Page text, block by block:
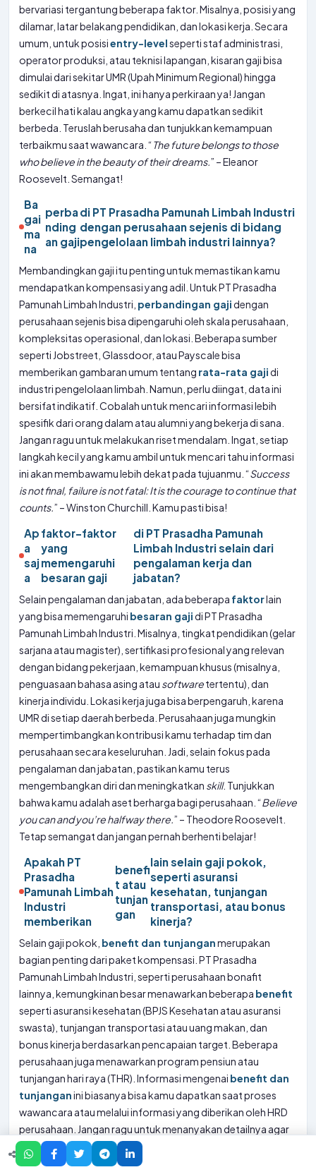
bervariasi tergantung beberapa faktor. Misalnya, posisi yang
dilamar, latar belakang pendidikan, dan lokasi kerja. Secara
umum, untuk posisientry-levelseperti staf administrasi,
operator produksi, atau teknisi lapangan, kisaran gaji bisa
dimulai dari sekitar UMR (Upah Minimum Regional) hingga
sedikit di atasnya. Ingat, ini hanya perkiraan ya! Jangan
berkecil hati kalau angka yang kamu dapatkan sedikit
berbeda. Teruslah berusaha dan tunjukkan kemampuan
terbaikmu saat wawancara. “The future belongs to those
who believe in the beauty of their dreams.” – Eleanor
Roosevelt. Semangat!
Ba
gai
ma
na
perba
nding
an gaji
di PT Prasadha Pamunah Limbah Industri
dengan perusahaan sejenis di bidang
pengelolaan limbah industri lainnya?
Membandingkan gaji itu penting untuk memastikan kamu
mendapatkan kompensasi yang adil. Untuk PT Prasadha
Pamunah Limbah Industri, perbandingan gajidengan
perusahaan sejenis bisa dipengaruhi oleh skala perusahaan,
kompleksitas operasional, dan lokasi. Beberapa sumber
seperti Jobstreet, Glassdoor, atau Payscale bisa
memberikan gambaran umum tentang rata-rata gajidi
industri pengelolaan limbah. Namun, perlu diingat, data ini
bersifat indikatif. Cobalah untuk mencari informasi lebih
spesifik dari orang dalam atau alumni yang bekerja di sana.
Jangan ragu untuk melakukan riset mendalam. Ingat, setiap
langkah kecil yang kamu ambil untuk mencari tahu informasi
ini akan membawamu lebih dekat pada tujuanmu. “Success
is not final, failure is not fatal: It is the courage to continue that
counts.” – Winston Churchill. Kamu pasti bisa!
Ap
a
saj
a
faktor-faktor
yang
memengaruhi
besaran gaji
di PT Prasadha Pamunah
Limbah Industri selain dari
pengalaman kerja dan
jabatan?
Selain pengalaman dan jabatan, ada beberapa faktorlain
yang bisa memengaruhi besaran gajidi PT Prasadha
Pamunah Limbah Industri. Misalnya, tingkat pendidikan (gelar
sarjana atau magister), sertifikasi profesional yang relevan
dengan bidang pekerjaan, kemampuan khusus (misalnya,
penguasaan bahasa asing atau softwaretertentu), dan
kinerja individu. Lokasi kerja juga bisa berpengaruh, karena
UMR di setiap daerah berbeda. Perusahaan juga mungkin
mempertimbangkan kontribusi kamu terhadap tim dan
perusahaan secara keseluruhan. Jadi, selain fokus pada
pengalaman dan jabatan, pastikan kamu terus
mengembangkan diri dan meningkatkan skill. Tunjukkan
bahwa kamu adalah aset berharga bagi perusahaan. “Believe
you can and you’re halfway there.” – Theodore Roosevelt.
Tetap semangat dan jangan pernah berhenti belajar!
Apakah PT
Prasadha
Pamunah Limbah
Industri
memberikan
benefi
t atau
tunjan
gan
lain selain gaji pokok,
seperti asuransi
kesehatan, tunjangan
transportasi, atau bonus
kinerja?
Selain gaji pokok, benefit dan tunjanganmerupakan
bagian penting dari paket kompensasi. PT Prasadha
Pamunah Limbah Industri, seperti perusahaan bonafit
lainnya, kemungkinan besar menawarkan beberapa benefit
seperti asuransi kesehatan (BPJS Kesehatan atau asuransi
swasta), tunjangan transportasi atau uang makan, dan
bonus kinerja berdasarkan pencapaian target. Beberapa
perusahaan juga menawarkan program pensiun atau
tunjangan hari raya (THR). Informasi mengenai benefit dan
tunjanganini biasanya bisa kamu dapatkan saat proses
wawancara atau melalui informasi yang diberikan oleh HRD
perusahaan. Jangan ragu untuk menanyakan detailnya agar
kamu bisa mendapatkan gambaran yang jelas tentang total
kompensasi yang akan kamu terima. “